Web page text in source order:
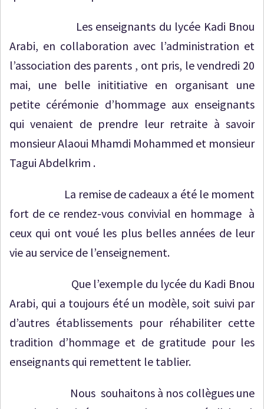
Les enseignants du lycée Kadi Bnou
Arabi, en collaboration avec l’administration et
l’association des parents , ont pris, le vendredi 20
mai, une belle inititiative en organisant une
petite cérémonie d’hommage aux enseignants
qui venaient de prendre leur retraite à savoir
monsieur Alaoui Mhamdi Mohammed et monsieur
Tagui Abdelkrim .
La remise de cadeaux a été le moment
fort de ce rendez-vous convivial en hommage à
ceux qui ont voué les plus belles années de leur
vie au service de l’enseignement.
Que l’exemple du lycée du Kadi Bnou
Arabi, qui a toujours été un modèle, soit suivi par
d’autres établissements pour réhabiliter cette
tradition d’hommage et de gratitude pour les
enseignants qui remettent le tablier.
Nous souhaitons à nos collègues une